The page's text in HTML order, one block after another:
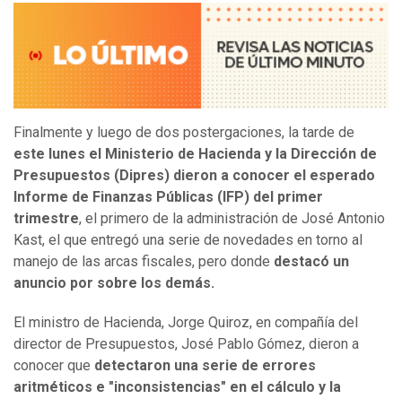
Finalmente y luego de dos postergaciones, la tarde de
este lunes el Ministerio de Hacienda y la Dirección de
Presupuestos (Dipres) dieron a conocer el esperado
Informe de Finanzas Públicas (IFP) del primer
trimestre, el primero de la administración de José Antonio
Kast, el que entregó una serie de novedades en torno al
manejo de las arcas fiscales, pero donde destacó un
anuncio por sobre los demás.
El ministro de Hacienda, Jorge Quiroz, en compañía del
director de Presupuestos, José Pablo Gómez, dieron a
conocer que detectaron una serie de errores
aritméticos e "inconsistencias" en el cálculo y la